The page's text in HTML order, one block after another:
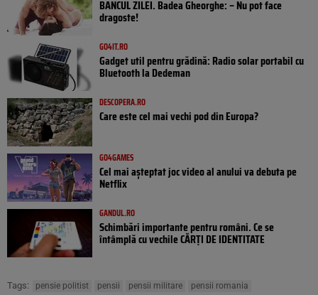
BANCUL ZILEI. Badea Gheorghe: – Nu pot face
dragoste!
GO4IT.RO
Gadget util pentru grădină: Radio solar portabil cu
Bluetooth la Dedeman
DESCOPERA.RO
Care este cel mai vechi pod din Europa?
GO4GAMES
Cel mai așteptat joc video al anului va debuta pe
Netflix
GANDUL.RO
Schimbări importante pentru români. Ce se
întâmplă cu vechile CĂRȚI DE IDENTITATE
Tags: pensie politist pensii pensii militare
pensii romania